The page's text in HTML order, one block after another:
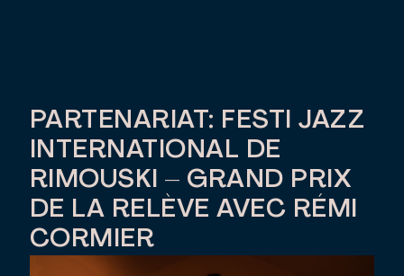
PARTENARIAT: FESTI JAZZ
INTERNATIONAL DE
RIMOUSKI – GRAND PRIX
DE LA RELÈVE AVEC RÉMI
CORMIER